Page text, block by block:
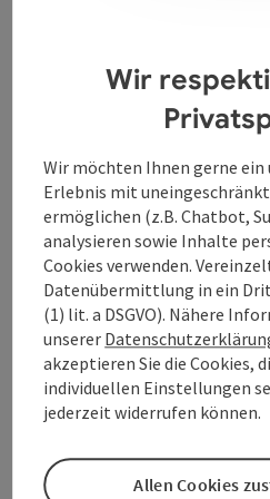
Kontakt
Anreise/Lage
Barrierefreiheit
Beitrag merken
zum Merkzettel
Wir
Wir möchten Ihnen gerne ein
Erlebnis mit
ermöglichen (z.B. Chatbot,
analysieren sowie Inhalte
Cookies verwenden.
Datenübermittlung in ein
(1) lit. a DSGVO). Nähere
unserer
akzeptieren Sie die Cookies,
individuellen Einstellungen
jederzeit widerrufen können.
Allen Cookies